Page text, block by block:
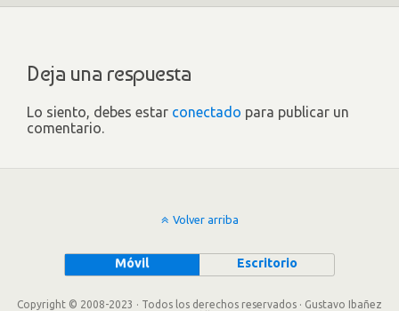
Deja una respuesta
Lo siento, debes estar conectado para publicar un
comentario.
Volver arriba
Móvil Escritorio
Copyright © 2008-2023 · Todos los derechos reservados · Gustavo Ibañez